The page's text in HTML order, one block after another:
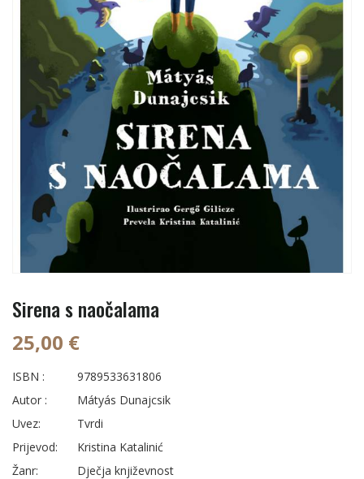
Sirena s naočalama
25,00 €
ISBN :
9789533631806
Autor :
Mátyás Dunajcsik
Uvez:
Tvrdi
Prijevod:
Kristina Katalinić
Žanr:
Dječja književnost